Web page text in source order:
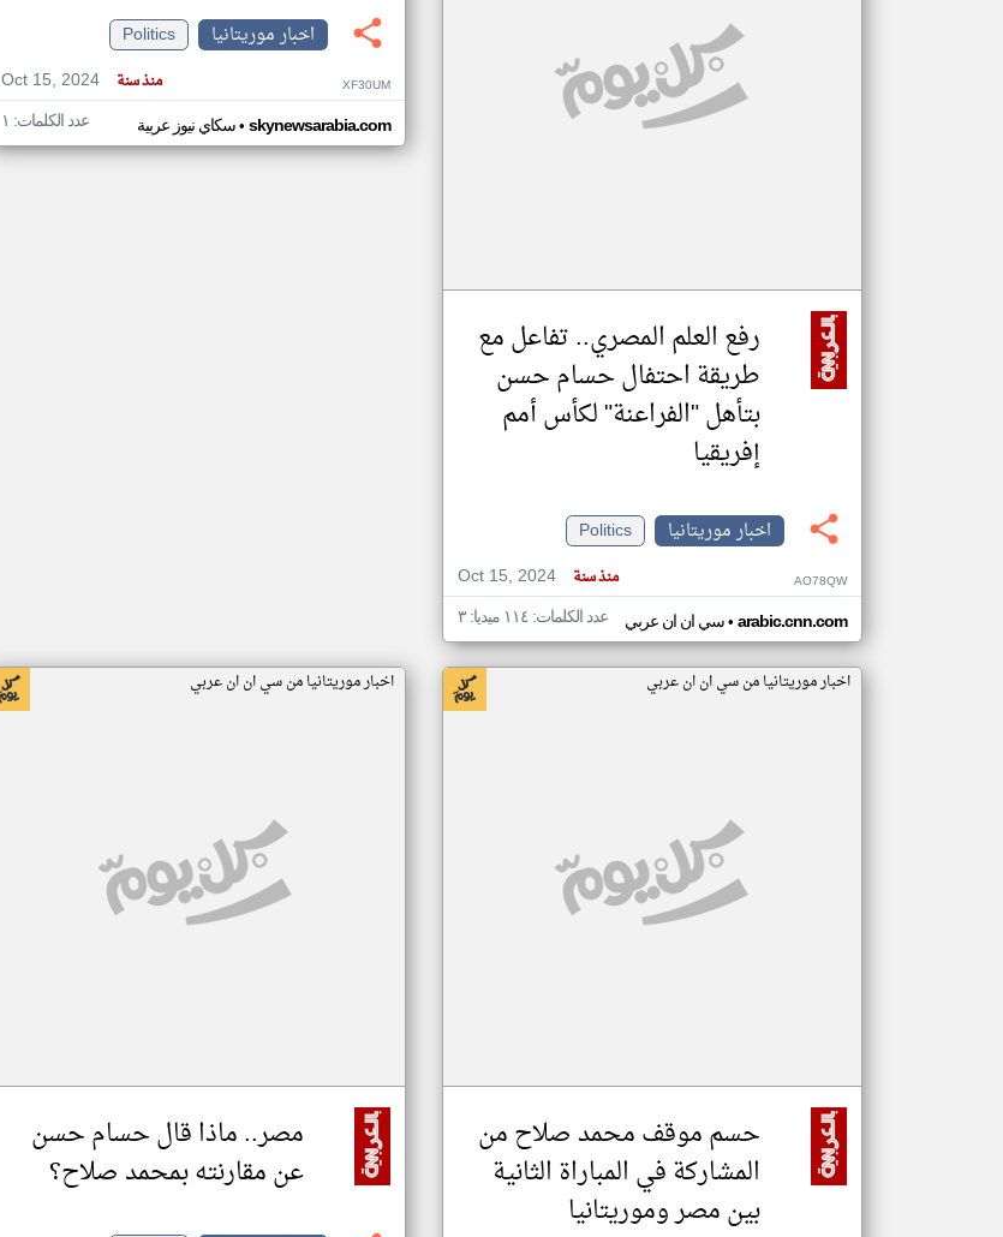
رفع العلم المصري.. تفاعل مع
طريقة احتفال حسام حسن
بتأهل "الفراعنة" لكأس أمم
إفريقيا
اخبار موريتانيا
Politics
Oct 15, 2024
منذ سنة AO78QW
سي ان ان عربي• arabic.cnn.com عدد الكلمات: ١١٤ ميديا: ٣
اخبار موريتانيا
Politics
Oct 15, 2024
منذ سنة XF30UM
سكاي نيوز عربية• skynewsarabia.com عدد الكلمات: ١
اخبار موريتانيا من سي ان ان عربي
حسم موقف محمد صلاح من
المشاركة في المباراة الثانية
بين مصر وموريتانيا
اخبار موريتانيا من سي ان ان عربي
مصر.. ماذا قال حسام حسن
عن مقارنته بمحمد صلاح؟